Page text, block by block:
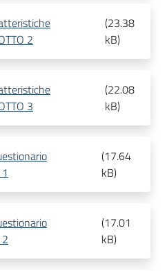
2
(23.38
kB)
3
(22.08
kB)
(17.64
kB)
(17.01
kB)